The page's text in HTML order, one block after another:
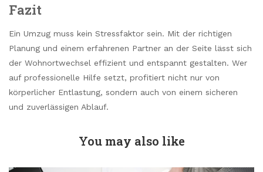
Fazit
Ein Umzug muss kein Stressfaktor sein. Mit der richtigen
Planung und einem erfahrenen Partner an der Seite lässt sich
der Wohnortwechsel effizient und entspannt gestalten. Wer
auf professionelle Hilfe setzt, profitiert nicht nur von
körperlicher Entlastung, sondern auch von einem sicheren
und zuverlässigen Ablauf.
You may also like